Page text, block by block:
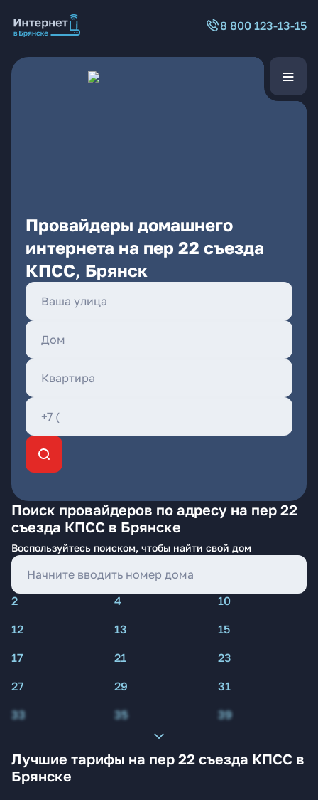
8 800 123-13-15
Провайдеры домашнего
интернета на пер 22 съезда
КПСС, Брянск
Поиск провайдеров по адресу на пер 22
съезда КПСС в Брянске
Воспользуйтесь поиском, чтобы найти свой дом
2 4
10
12
13
15
17
21
23
27
29
31
33
35 39
Лучшие тарифы на пер 22 съезда КПСС в
Брянске